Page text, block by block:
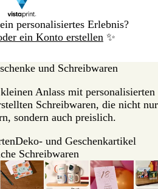
personalisiertes Erlebnis?
ein Konto erstellen ✨
und Schreib­wa­ren
Anlass mit personalisierten
Schreibwaren, die nicht nur
sondern auch preislich.
Deko- und Geschenkartikel
Schreibwaren